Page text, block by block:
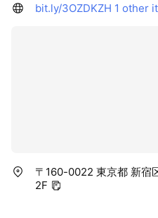
bit.ly/3OZDKZH 1 other
〒160-0022 東京都 新
2F